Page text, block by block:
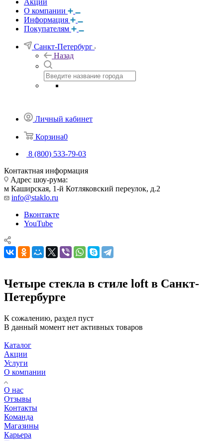
Акции
О компании
Информация
Покупателям
Санкт-Петербург
Назад
Личный кабинет
Корзина0
8 (800) 533-79-03
Контактная информация
Адрес шоу-рума:
м Каширская, 1-й Котляковский переулок, д.2
info@staklo.ru
Вконтакте
YouTube
Четыре стекла в стиле loft в Санкт-
Петербурге
К сожалению, раздел пуст
В данный момент нет активных товаров
Каталог
Акции
Услуги
О компании
О нас
Отзывы
Контакты
Команда
Магазины
Карьера